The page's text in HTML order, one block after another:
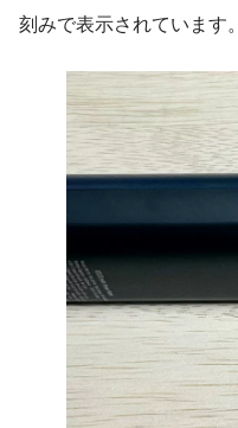
刻みで表示されています。